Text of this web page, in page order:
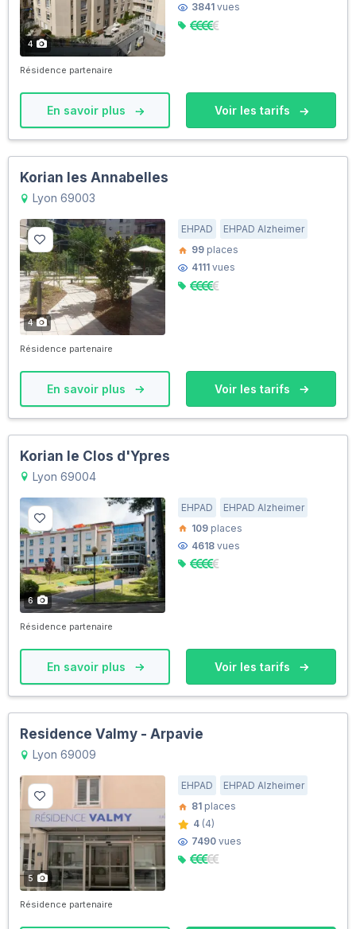
4
3841 vues
Résidence partenaire
En savoir plus Voir les tarifs
Korian les Annabelles
Lyon 69003
4
EHPAD
EHPAD Alzheimer
99 places
4111 vues
Résidence partenaire
En savoir plus Voir les tarifs
Korian le Clos d'Ypres
Lyon 69004
6
EHPAD
EHPAD Alzheimer
109 places
4618 vues
Résidence partenaire
En savoir plus Voir les tarifs
Residence Valmy - Arpavie
Lyon 69009
5
EHPAD
EHPAD Alzheimer
81 places
4 (4)
7490 vues
Résidence partenaire